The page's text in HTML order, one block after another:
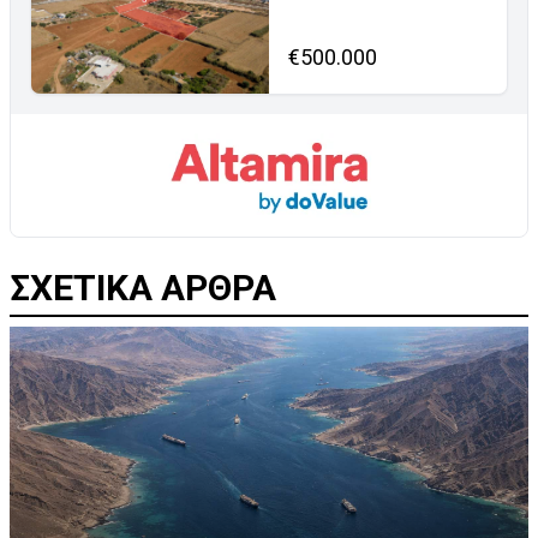
€500.000
ΣΧΕΤΙΚΑ ΑΡΘΡΑ